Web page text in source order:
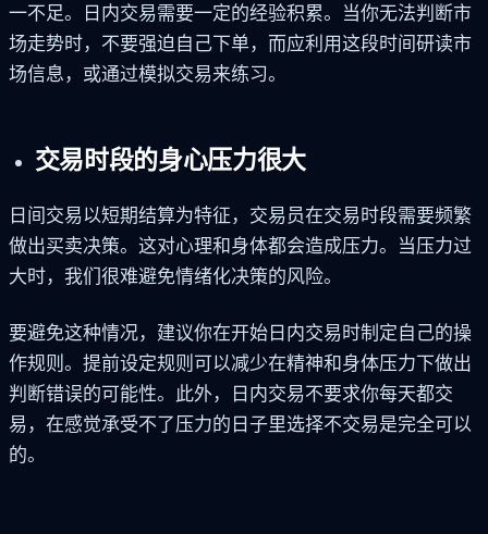
一不足。日内交易需要一定的经验积累。当你无法判断市
场走势时，不要强迫自己下单，而应利用这段时间研读市
场信息，或通过模拟交易来练习。
交易时段的身心压力很大
日间交易以短期结算为特征，交易员在交易时段需要频繁
做出买卖决策。这对心理和身体都会造成压力。当压力过
大时，我们很难避免情绪化决策的风险。
要避免这种情况，建议你在开始日内交易时制定自己的操
作规则。提前设定规则可以减少在精神和身体压力下做出
判断错误的可能性。此外，日内交易不要求你每天都交
易，在感觉承受不了压力的日子里选择不交易是完全可以
的。